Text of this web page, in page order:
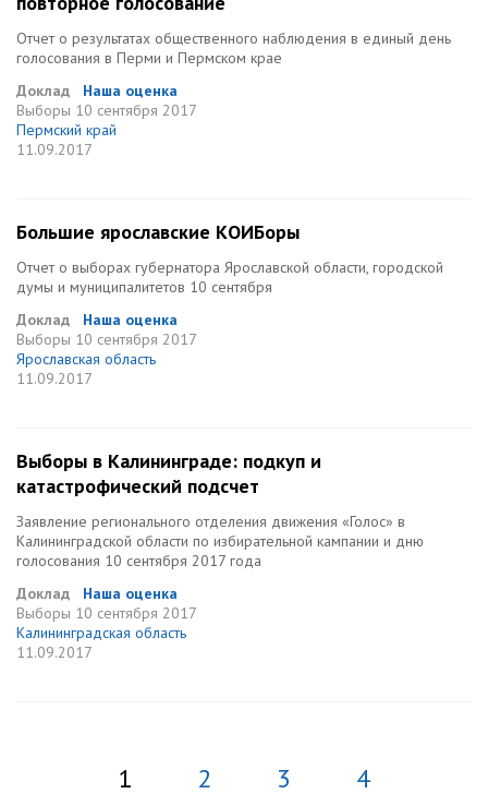
Отчет о результатах общественного наблюдения в единый день
голосования в Перми и Пермском крае
Доклад
Наша оценка
Выборы 10 сентября 2017
Пермский край
11.09.2017
Большие ярославские КОИБоры
Отчет о выборах губернатора Ярославской области, городской
думы и муниципалитетов 10 сентября
Доклад
Наша оценка
Выборы 10 сентября 2017
Ярославская область
11.09.2017
Выборы в Калининграде: подкуп и
катастрофический подсчет
Заявление регионального отделения движения «Голос» в
Калининградской области по избирательной кампании и дню
голосования 10 сентября 2017 года
Доклад
Наша оценка
Выборы 10 сентября 2017
Калининградская область
11.09.2017
1 2 3 4